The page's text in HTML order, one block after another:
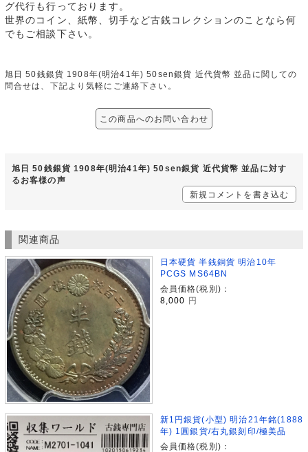
グ代行も行っております。
世界のコイン、紙幣、切手など古銭コレクションのことなら何
でもご相談下さい。
旭日 50銭銀貨 1908年(明治41年) 50sen銀貨 近代貨幣 並品に関しての
問合せは、下記より気軽にご連絡下さい。
この商品へのお問い合わせ
旭日 50銭銀貨 1908年(明治41年) 50sen銀貨 近代貨幣 並品に対す
るお客様の声
新規コメントを書き込む
関連商品
日本硬貨 半銭銅貨 明治10年
PCGS MS64BN
会員価格(税別)：
8,000
円
新1円銀貨(小型) 明治21年銘(1888
年) 1圓銀貨/右丸銀刻印/極美品
会員価格(税別)：